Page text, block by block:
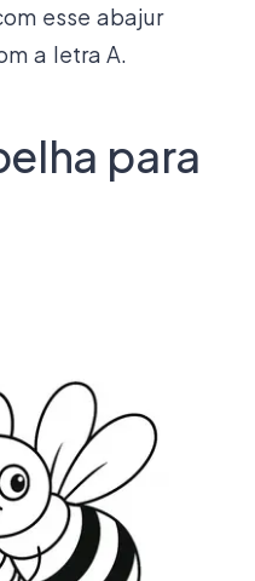
esse abajur
a letra A.
para